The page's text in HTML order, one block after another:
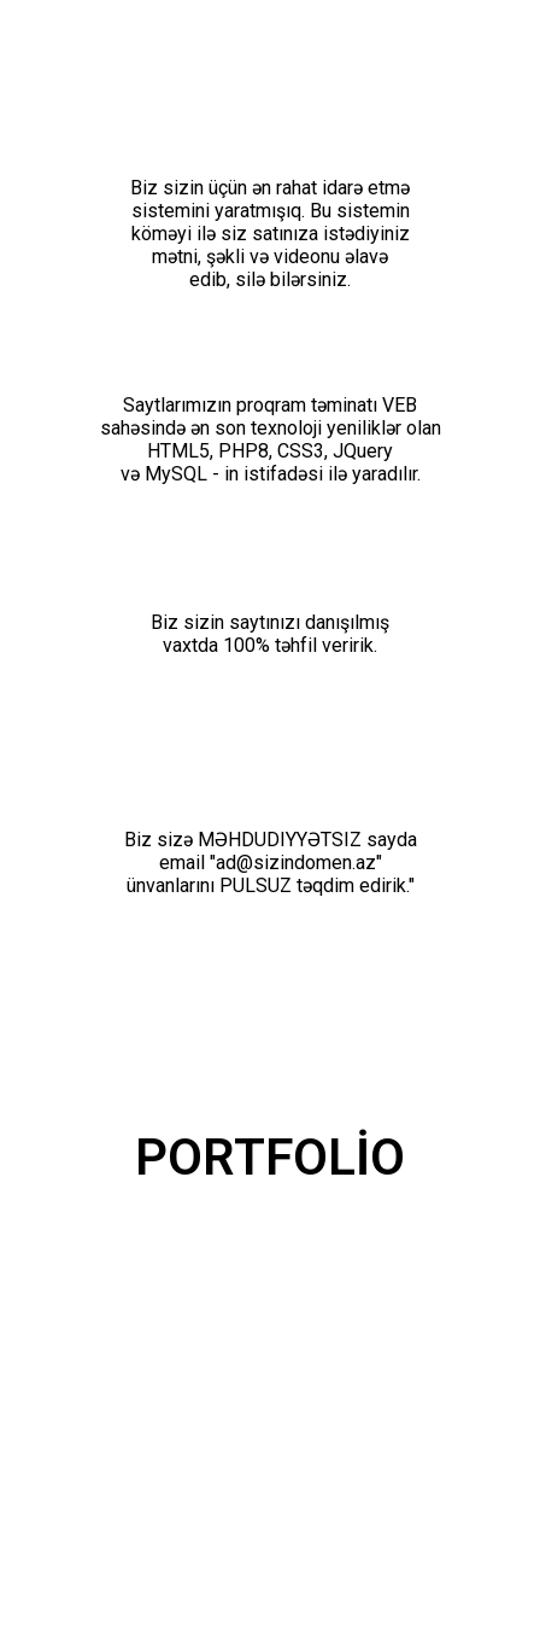
Biz sizin üçün ən rahat idarə etmə
sistemini yaratmışıq. Bu sistemin
köməyi ilə siz satınıza istədiyiniz
mətni, şəkli və videonu əlavə
edib, silə bilərsiniz.
Saytlarımızın proqram təminatı VEB
sahəsində ən son texnoloji yeniliklər olan
HTML5, PHP8, CSS3, JQuery
və MySQL - in istifadəsi ilə yaradılır.
Biz sizin saytınızı danışılmış
vaxtda 100% təhfil veririk.
Biz sizə MƏHDUDIYYƏTSIZ sayda
email "ad@sizindomen.az"
ünvanlarını PULSUZ təqdim edirik."
PORTFOLİO